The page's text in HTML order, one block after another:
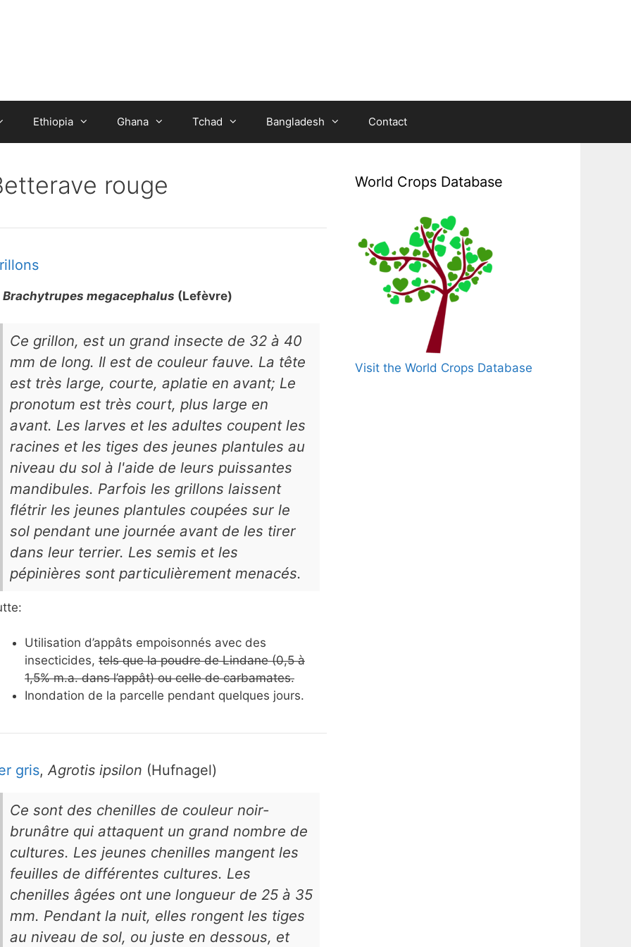
Ethiopia Ghana Tchad Bangladesh Contact
rouge
Brachytrupes megacephalus (Lefèvre)
Ce grillon, est un grand insecte de 32 à 40
mm de long. Il est de couleur fauve. La tête
est très large, courte, aplatie en avant; Le
pronotum est très court, plus large en
avant. Les larves et les adultes coupent les
racines et les tiges des jeunes plantules au
niveau du sol à l'aide de leurs puissantes
mandibules. Parfois les grillons laissent
flétrir les jeunes plantules coupées sur le
sol pendant une journée avant de les tirer
dans leur terrier. Les semis et les
pépinières sont particulièrement menacés.
Utilisation d’appâts empoisonnés avec des
insecticides, tels que la poudre de Lindane (0,5 à
1,5% m.a. dans l’appât) ou celle de carbamates.
Inondation de la parcelle pendant quelques jours.
gris,Agrotis ipsilon (Hufnagel)
Ce sont des chenilles de couleur noir-
brunâtre qui attaquent un grand nombre de
cultures. Les jeunes chenilles mangent les
feuilles de différentes cultures. Les
chenilles âgées ont une longueur de 25 à 35
mm. Pendant la nuit, elles rongent les tiges
au niveau de sol, ou juste en dessous, et
World Crops Database
Visit the World Crops Database